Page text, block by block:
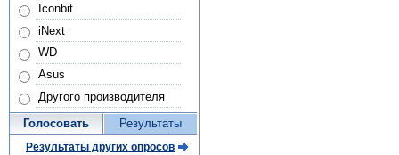
Iconbit
iNext
WD
Asus
Другого производителя
Голосовать Результаты
Результаты других опросов